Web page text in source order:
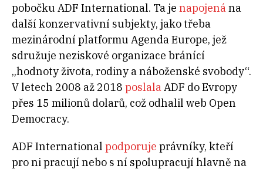
pobočku ADF International. Ta je napojená na
další konzervativní subjekty, jako třeba
mezinárodní platformu Agenda Europe, jež
sdružuje neziskové organizace bránící
„hodnoty života, rodiny a náboženské svobody“.
V letech 2008 až 2018 poslala ADF do Evropy
přes 15 milionů dolarů, což odhalil web Open
Democracy.
ADF International podporuje právníky, kteří
pro ni pracují nebo s ní spolupracují hlavně na